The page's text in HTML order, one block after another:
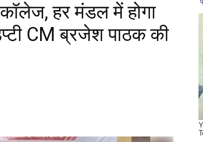
हर मंडल में होगा
CM ब्रजेश पाठक की